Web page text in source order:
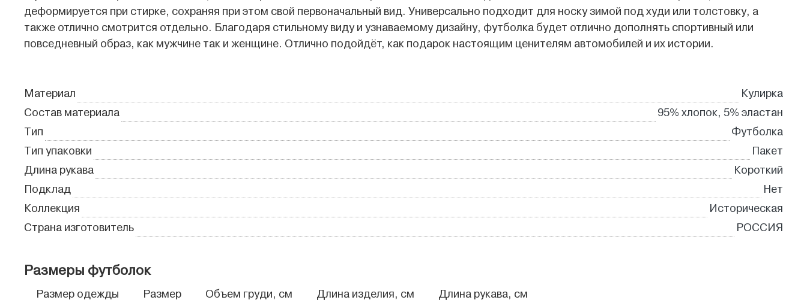
деформируется при стирке, сохраняя при этом свой первоначальный вид. Универсально подходит для носку зимой под худи или толстовку, а
также отлично смотрится отдельно. Благодаря стильному виду и узнаваемому дизайну, футболка будет отлично дополнять спортивный или
повседневный образ, как мужчине так и женщине. Отлично подойдёт, как подарок настоящим ценителям автомобилей и их истории.
Материал
Кулирка
Состав материала
95% хлопок, 5% эластан
Тип
Футболка
Тип упаковки
Пакет
Длина рукава
Короткий
Подклад
Нет
Коллекция
Историческая
Страна изготовитель
РОССИЯ
Размеры футболок
Размер одежды Размер Объем груди, см Длина изделия, см Длина рукава, см